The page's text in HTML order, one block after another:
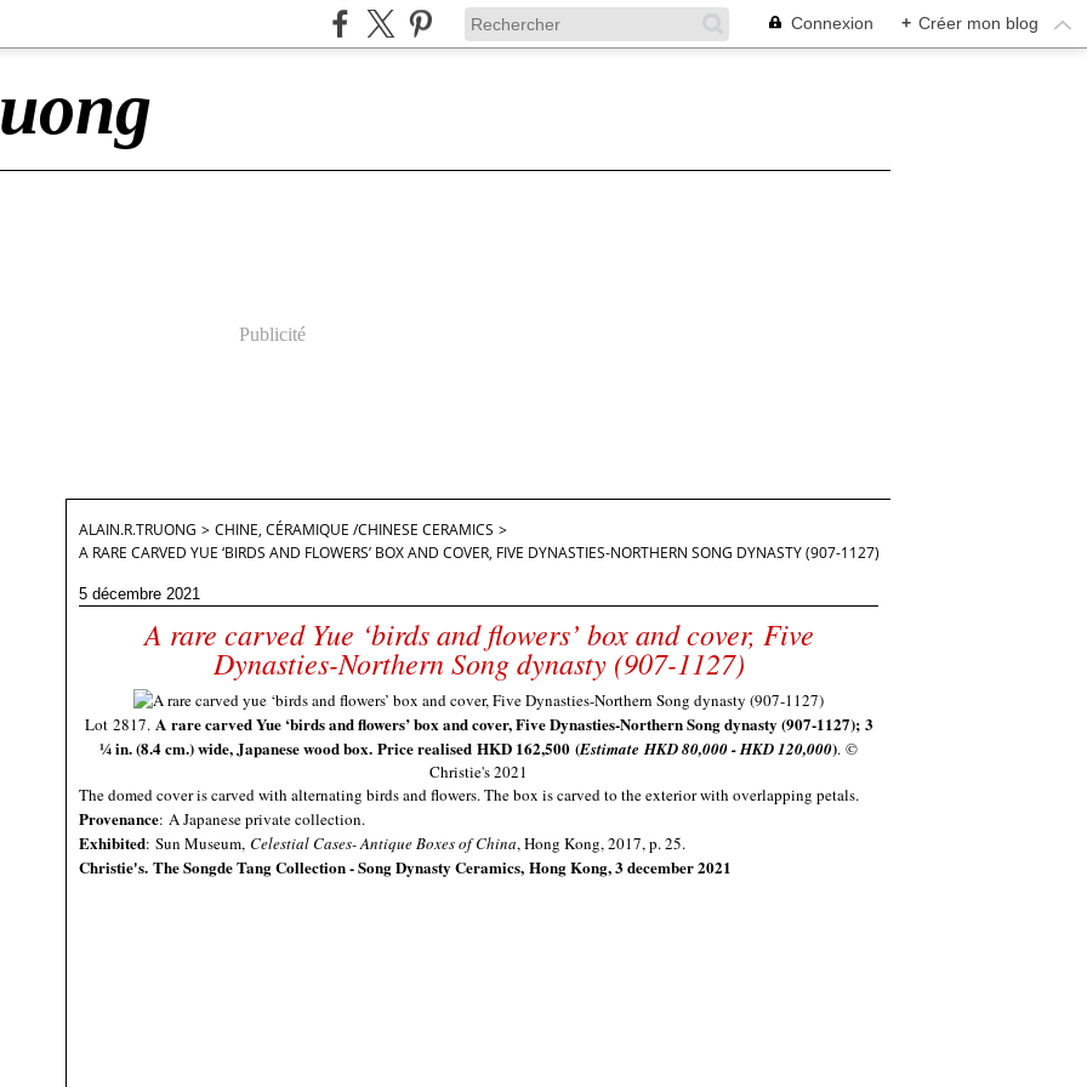
Connexion + Créer mon blog
Publicité
ALAIN.R.TRUONG > CHINE, CÉRAMIQUE /CHINESE CERAMICS >
A RARE CARVED YUE ‘BIRDS AND FLOWERS’ BOX AND COVER, FIVE DYNASTIES-NORTHERN SONG DYNASTY (907-1127)
5 décembre 2021
A rare carved Yue ‘birds and flowers’ box and cover, Five
Dynasties-Northern Song dynasty (907-1127)
Lot 2817. A rare carved Yue ‘birds and flowers’ box and cover, Five Dynasties-Northern Song dynasty (907-1127); 3
1⁄4 in. (8.4 cm.) wide, Japanese wood box. Price realised HKD 162,500 (EstimateHKD 80,000 - HKD 120,000). ©
Christie's 2021
The domed cover is carved with alternating birds and flowers. The box is carved to the exterior with overlapping petals.
Provenance: A Japanese private collection.
Exhibited: Sun Museum, Celestial Cases- Antique Boxes of China, Hong Kong, 2017, p. 25.
Christie's. The Songde Tang Collection - Song Dynasty Ceramics, Hong Kong, 3 december 2021